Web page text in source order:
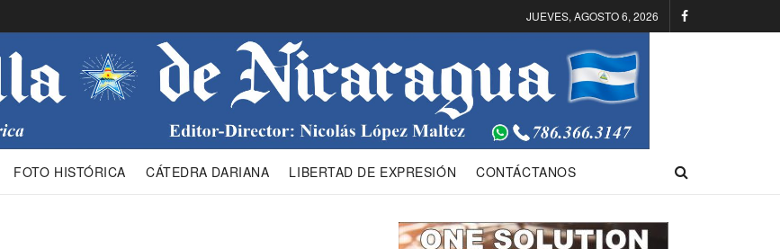
JUEVES, AGOSTO 6, 2026
FOTO HISTÓRICA CÁTEDRA DARIANA LIBERTAD DE EXPRESIÓN CONTÁCTANOS